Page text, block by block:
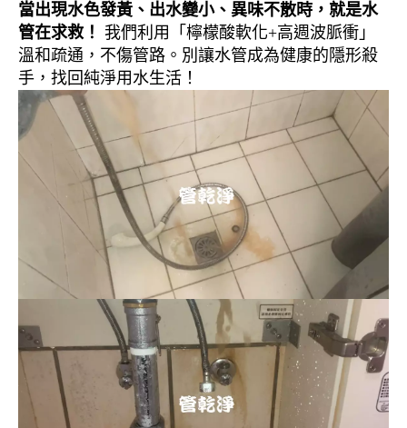
當出現水色發黃、出水變小、異味不散時，就是水
管在求救！
我們利用「檸檬酸軟化+高週波脈衝」
溫和疏通，不傷管路。別讓水管成為健康的隱形殺
手，找回純淨用水生活！